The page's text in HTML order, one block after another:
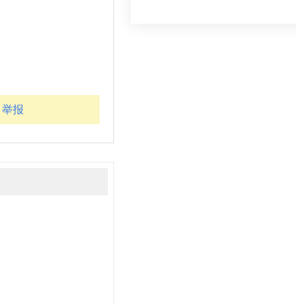
举报